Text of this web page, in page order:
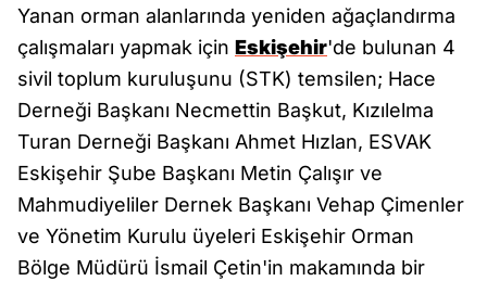
Yanan orman alanlarında yeniden ağaçlandırma
çalışmaları yapmak için Eskişehir'de bulunan 4
sivil toplum kuruluşunu (STK) temsilen; Hace
Derneği Başkanı Necmettin Başkut, Kızılelma
Turan Derneği Başkanı Ahmet Hızlan, ESVAK
Eskişehir Şube Başkanı Metin Çalışır ve
Mahmudiyeliler Dernek Başkanı Vehap Çimenler
ve Yönetim Kurulu üyeleri Eskişehir Orman
Bölge Müdürü İsmail Çetin'in makamında bir